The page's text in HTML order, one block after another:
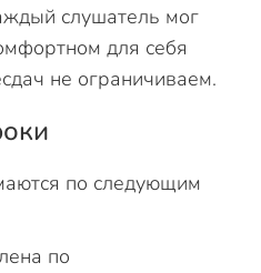
слушатель мог
для себя
не ограничиваем.
по следующим
по